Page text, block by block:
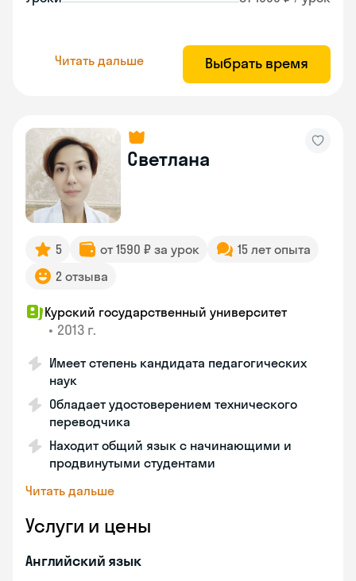
Читать дальше Выбрать время
Светлана
5 от 1590 ₽ за урок
15 лет опыта
2 отзыва
Курский государственный университет
• 2013 г.
Имеет степень кандидата педагогических
наук
Обладает удостоверением технического
переводчика
Находит общий язык с начинающими и
продвинутыми студентами
Читать дальше
Услуги и цены
Английский язык